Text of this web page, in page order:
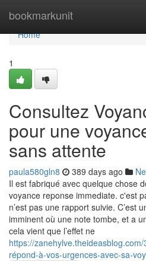
bookmarkunit
Home
Home
1
Consultez
pour une
sans attente
paula580gln8 389 days ago
Il est fabriqué avec quelque chose
voyance reponse immediate. c'est
n’est pas une rapport suivie. C’est
imminent où une note tombe, et a
cela vient que l’effet ne
https://
répond-à-vos-urgences-avec-sa-